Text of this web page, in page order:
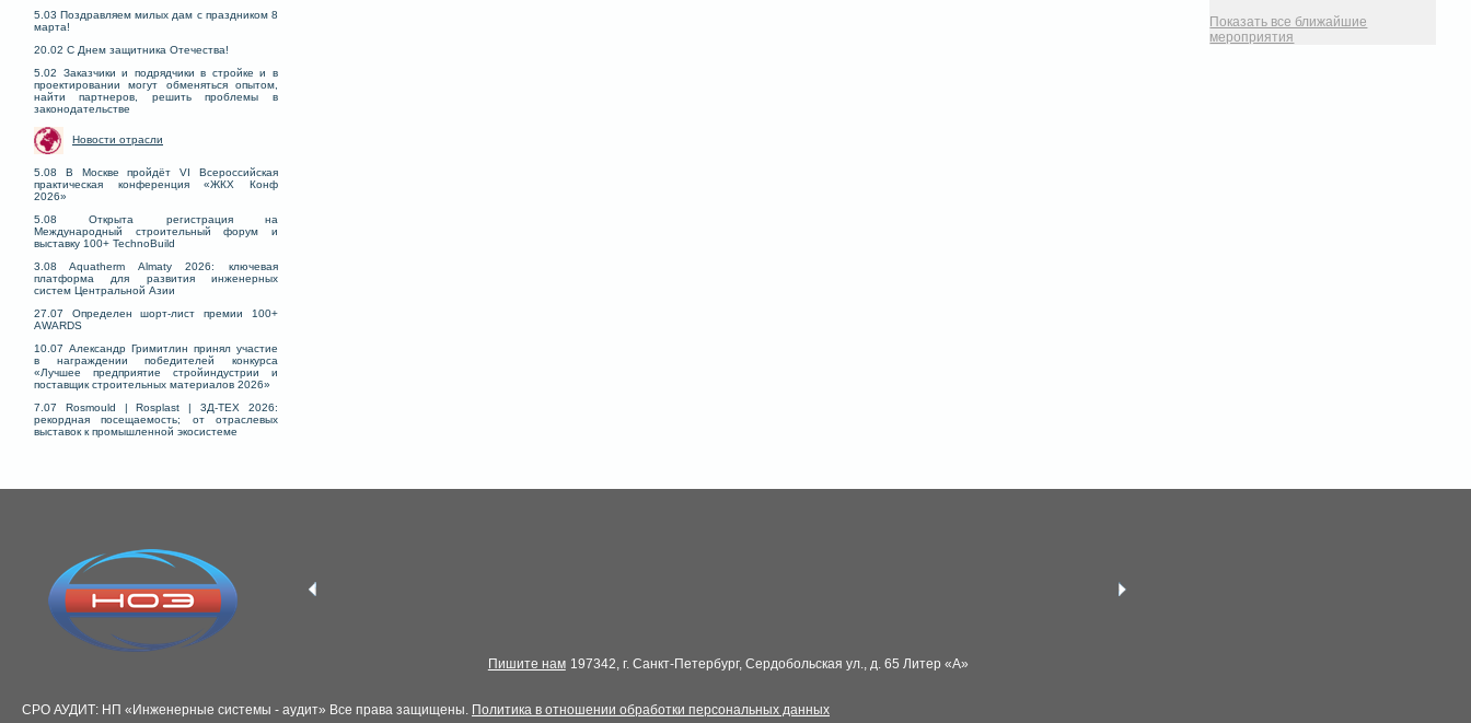
5.03 Поздравляем милых дам с праздником 8
марта!
20.02 С Днем защитника Отечества!
5.02 Заказчики и подрядчики в стройке и в
проектировании могут обменяться опытом,
найти партнеров, решить проблемы в
законодательстве
Новости отрасли
5.08 В Москве пройдёт VI Всероссийская
практическая конференция «ЖКХ Конф
2026»
5.08 Открыта регистрация на
Международный строительный форум и
выставку 100+ TechnoBuild
3.08 Aquatherm Almaty 2026: ключевая
платформа для развития инженерных
систем Центральной Азии
27.07 Определен шорт-лист премии 100+
AWARDS
10.07 Александр Гримитлин принял участие
в награждении победителей конкурса
«Лучшее предприятие стройиндустрии и
поставщик строительных материалов 2026»
7.07 Rosmould | Rosplast | 3Д-ТЕХ 2026:
рекордная посещаемость; от отраслевых
выставок к промышленной экосистеме
Показать все ближайшие
мероприятия
СРО АУДИТ: НП «Инженерные системы - аудит» Все права защищены. Политика в отношении обработки персональных данных
Пишите нам 197342, г. Санкт-Петербург, Сердобольская ул., д. 65 Литер «А»